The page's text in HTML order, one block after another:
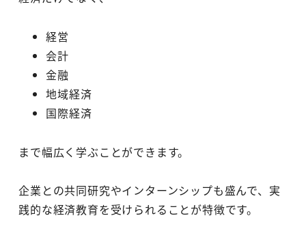
経営
会計
金融
地域経済
国際経済
まで幅広く学ぶことができます。
企業との共同研究やインターンシップも盛んで、実
践的な経済教育を受けられることが特徴です。